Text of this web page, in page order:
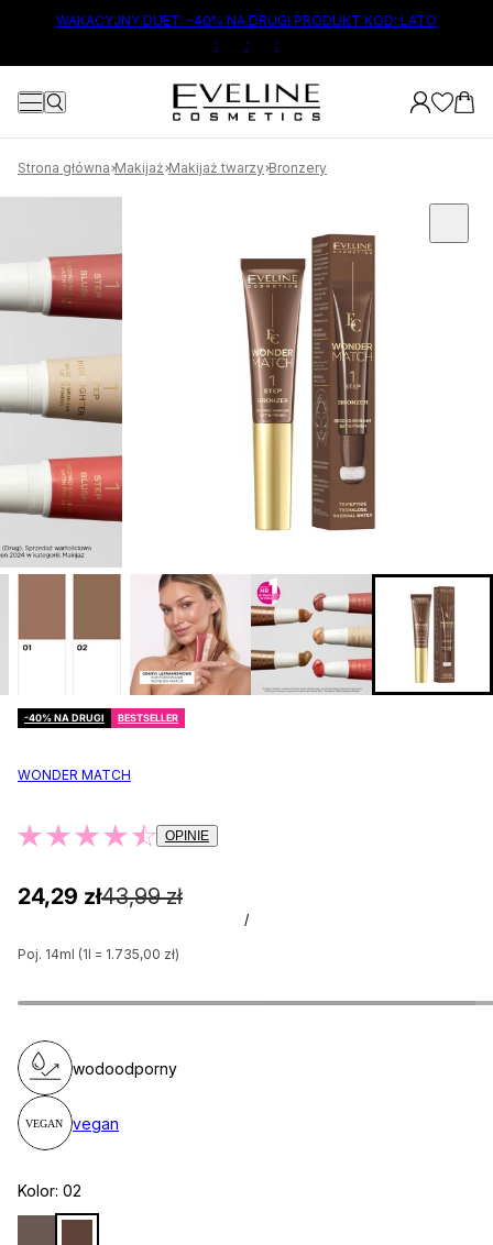
TREŚCI
WAKACYJNY DUET: -40% NA DRUGI PRODUKT KOD: LATO
:
: :
Strona główna Makijaż Makijaż twarzy Bronzery
-40% NA DRUGI BESTSELLER
WONDER MATCH
OPINIE
24,29 zł43,99 zł
/
Poj. 14ml (1l = 1.735,00 zł)
vegan
wodoodporny
Kolor: 02